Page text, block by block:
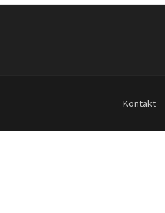
Kontakt